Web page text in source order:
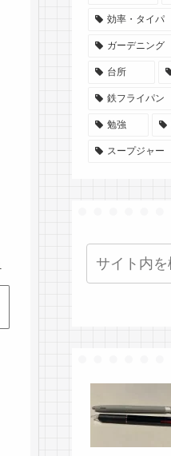
効率・タイパ
ガーデニング
台所
鉄フライパン
勉強
スープジャー